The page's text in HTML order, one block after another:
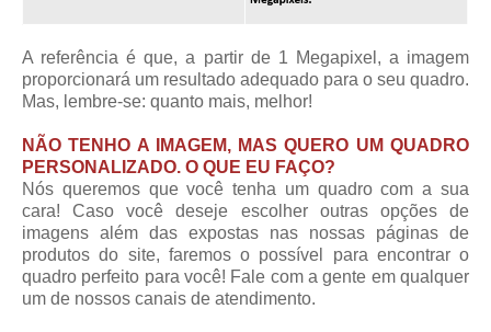
A referência é que, a partir de 1 Megapixel, a imagem
proporcionará um resultado adequado para o seu quadro.
Mas, lembre-se: quanto mais, melhor!
NÃO TENHO A IMAGEM, MAS QUERO UM QUADRO
PERSONALIZADO. O QUE EU FAÇO?
Nós queremos que você tenha um quadro com a sua
cara! Caso você deseje escolher outras opções de
imagens além das expostas nas nossas páginas de
produtos do site, faremos o possível para encontrar o
quadro perfeito para você! Fale com a gente em qualquer
um de nossos canais de atendimento.